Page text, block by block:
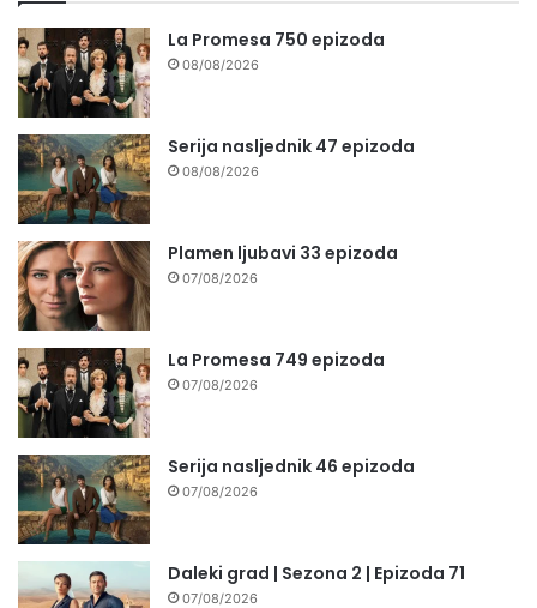
La Promesa 750 epizoda
08/08/2026
Serija nasljednik 47 epizoda
08/08/2026
Plamen ljubavi 33 epizoda
07/08/2026
La Promesa 749 epizoda
07/08/2026
Serija nasljednik 46 epizoda
07/08/2026
Daleki grad | Sezona 2 | Epizoda 71
07/08/2026